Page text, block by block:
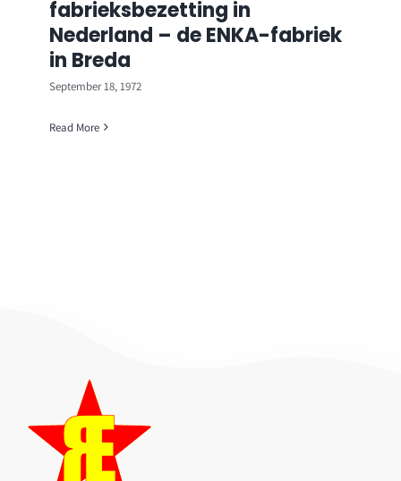
fabrieksbezetting in
Nederland – de ENKA-fabriek
in Breda
September 18, 1972
Read More